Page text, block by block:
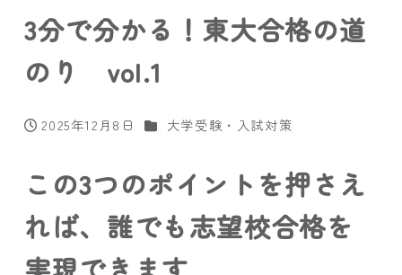
3分で分かる！東大合格の道
のり vol.1
投稿日
2025年12月8日 カテゴリー
大学受験・入試対策
この3つのポイントを押さえ
れば、誰でも志望校合格を